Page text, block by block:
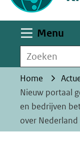
website
worden
toegestaan
geweigerd.
Menu
Zoeken
Home
Nieuw portaal
en bedrijven
over Nederland